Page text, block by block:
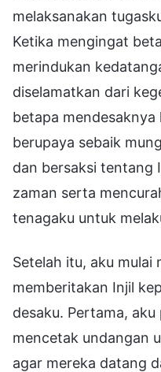
melaksanakan
Ketika mengingat
merindukan
diselamatkan dari
betapa
berupaya sebaik
dan bersaksi tentang
zaman serta
tenagaku untuk
Setelah itu, aku mulai
memberitakan Injil
desaku. Pertama,
mencetak undangan
agar mereka datang